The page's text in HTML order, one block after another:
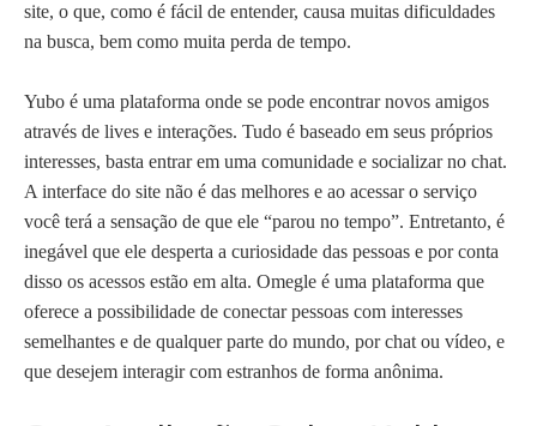
site, o que, como é fácil de entender, causa muitas dificuldades
na busca, bem como muita perda de tempo.
Yubo é uma plataforma onde se pode encontrar novos amigos
através de lives e interações. Tudo é baseado em seus próprios
interesses, basta entrar em uma comunidade e socializar no chat.
A interface do site não é das melhores e ao acessar o serviço
você terá a sensação de que ele “parou no tempo”. Entretanto, é
inegável que ele desperta a curiosidade das pessoas e por conta
disso os acessos estão em alta. Omegle é uma plataforma que
oferece a possibilidade de conectar pessoas com interesses
semelhantes e de qualquer parte do mundo, por chat ou vídeo, e
que desejem interagir com estranhos de forma anônima.